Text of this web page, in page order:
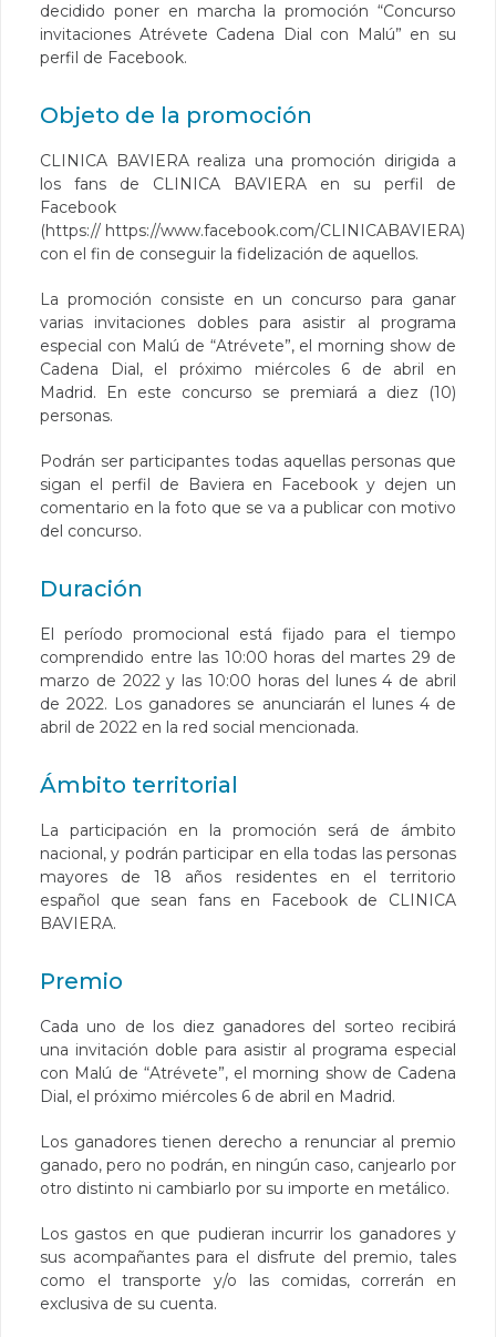
decidido poner en marcha la promoción “Concurso
invitaciones Atrévete Cadena Dial con Malú” en su
perfil de Facebook.
Objeto de la promoción
CLINICA BAVIERA realiza una promoción dirigida a
los fans de CLINICA BAVIERA en su perfil de
Facebook
(https:// https://www.facebook.com/CLINICABAVIERA)
con el fin de conseguir la fidelización de aquellos.
La promoción consiste en un concurso para ganar
varias invitaciones dobles para asistir al programa
especial con Malú de “Atrévete”, el morning show de
Cadena Dial, el próximo miércoles 6 de abril en
Madrid. En este concurso se premiará a diez (10)
personas.
Podrán ser participantes todas aquellas personas que
sigan el perfil de Baviera en Facebook y dejen un
comentario en la foto que se va a publicar con motivo
del concurso.
Duración
El período promocional está fijado para el tiempo
comprendido entre las 10:00 horas del martes 29 de
marzo de 2022 y las 10:00 horas del lunes 4 de abril
de 2022. Los ganadores se anunciarán el lunes 4 de
abril de 2022 en la red social mencionada.
Ámbito territorial
La participación en la promoción será de ámbito
nacional, y podrán participar en ella todas las personas
mayores de 18 años residentes en el territorio
español que sean fans en Facebook de CLINICA
BAVIERA.
Premio
Cada uno de los diez ganadores del sorteo recibirá
una invitación doble para asistir al programa especial
con Malú de “Atrévete”, el morning show de Cadena
Dial, el próximo miércoles 6 de abril en Madrid.
Los ganadores tienen derecho a renunciar al premio
ganado, pero no podrán, en ningún caso, canjearlo por
otro distinto ni cambiarlo por su importe en metálico.
Los gastos en que pudieran incurrir los ganadores y
sus acompañantes para el disfrute del premio, tales
como el transporte y/o las comidas, correrán en
exclusiva de su cuenta.